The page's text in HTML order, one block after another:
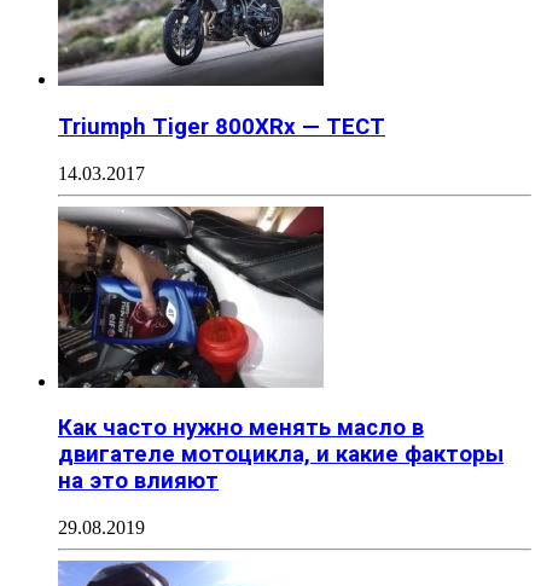
Triumph Tiger 800XRx — ТЕСТ
14.03.2017
Как часто нужно менять масло в
двигателе мотоцикла, и какие факторы
на это влияют
29.08.2019